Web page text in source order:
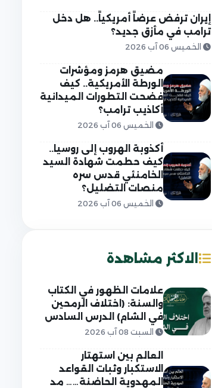
إيران ترفض عرضاً أمريكياً.. هل دخل
ترامب في مأزق جديد؟
الخميس 06 آب 2026
مضيق هرمز ومؤشرات
الورطة الأمريكية.. كيف
فضحت التطورات الميدانية
أكاذيب ترامب؟
الخميس 06 آب 2026
أكذوبة الهروب إلى روسيا..
كيف حطمت شهادة السيد
الخامنئي قدس سره
منصات التضليل؟
الخميس 06 آب 2026
الاكثر مشاهدة
علامات الظهور في الكتاب
والسنة: (اختلاف الرمحين
في الشام) الدرس السادس
السبت 08 آب 2026
العالم بين استهتار
الاستكبار وثبات القواعد
المهدوية الحاضنة…… مد